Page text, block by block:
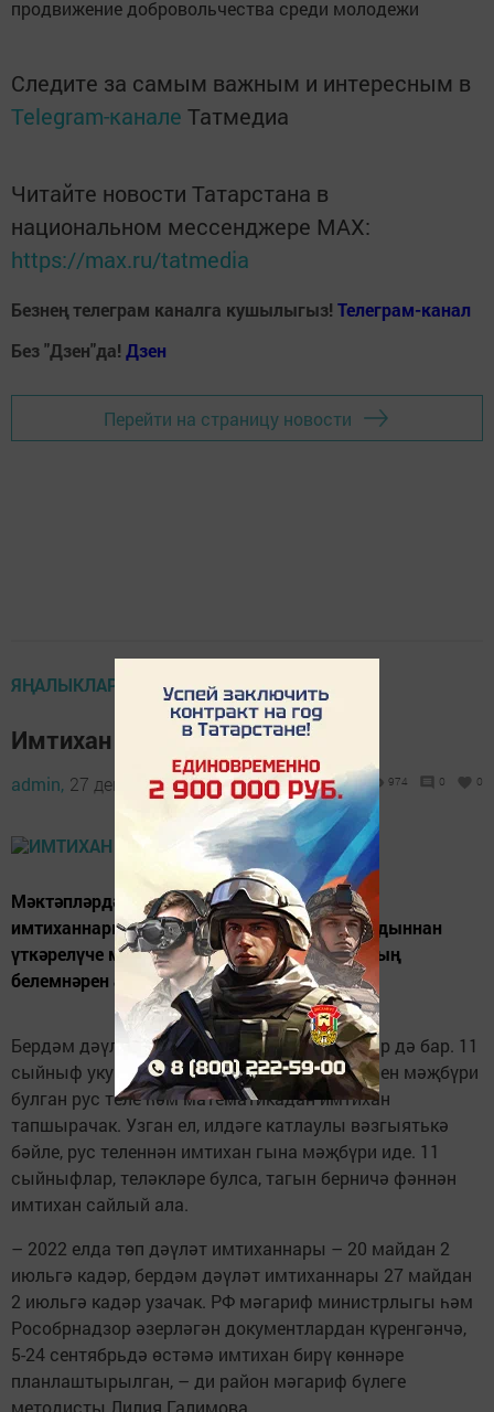
продвижение добровольчества среди молодежи
Следите за самым важным и интересным в
Telegram-канале Татмедиа
Читайте новости Татарстана в
национальном мессенджере MАХ:
https://max.ru/tatmedia
Безнең телеграм каналга кушылыгыз! Телеграм-канал
Без "Дзен"да! Дзен
Перейти на страницу новости
ЯҢАЛЫКЛАР
Имтихан таләпләре үзгәрә
admin, 27 декабрь 2021 - 11:24 974 0 0
Мәктәпләрдә төрле фәннәрдән сынап карау
имтиханнары үтте. Дәүләт имтиханнары алдыннан
үткәрелүче мондый төр контроль балаларның
белемнәрен алдан бәяләргә ярдәм итә.
Бердәм дәүләт имтиханнарында үзгәрешләр дә бар. 11
сыйныф укучылары быел аттестат алыр өчен мәҗбүри
булган рус теле һәм математикадан имтихан
тапшырачак. Узган ел, илдәге катлаулы вәзгыятькә
бәйле, рус теленнән имтихан гына мәҗбүри иде. 11
сыйныфлар, теләкләре булса, тагын берничә фәннән
имтихан сайлый ала.
– 2022 елда төп дәүләт имтиханнары – 20 майдан 2
июльгә кадәр, бердәм дәүләт имтиханнары 27 майдан
2 июльгә кадәр узачак. РФ мәгариф министрлыгы һәм
Рособрнадзор әзерләгән документлардан күренгәнчә,
5-24 сентябрьдә өстәмә имтихан бирү көннәре
планлаштырылган, – ди район мәгариф бүлеге